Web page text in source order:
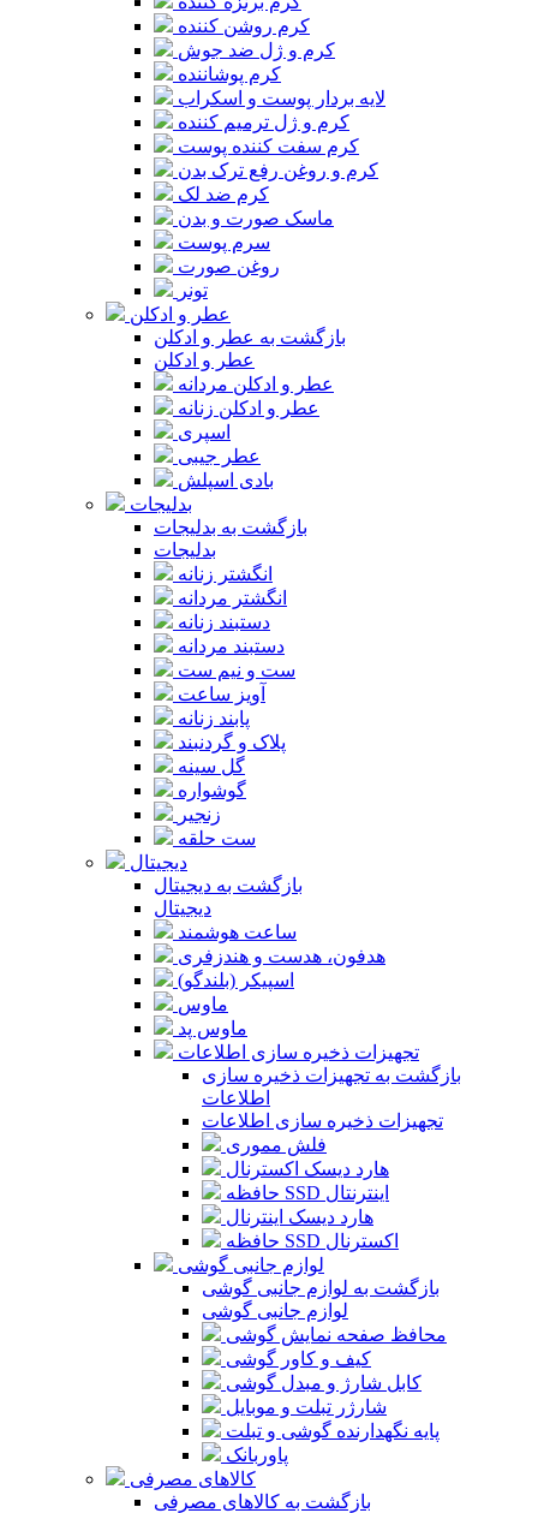
کرم روشن کننده
کرم و ژل ضد جوش
کرم پوشاننده
لایه بردار پوست و اسکراب
کرم و ژل ترمیم کننده
کرم سفت کننده پوست
کرم و روغن رفع ترک بدن
کرم ضد لک
ماسک صورت و بدن
سرم پوست
روغن صورت
تونر
عطر و ادکلن
بازگشت به عطر و ادکلن
عطر و ادکلن
عطر و ادکلن مردانه
عطر و ادکلن زنانه
اسپری
عطر جیبی
بادی اسپلش
بدلیجات
بازگشت به بدلیجات
بدلیجات
انگشتر زنانه
انگشتر مردانه
دستبند زنانه
دستبند مردانه
ست و نیم ست
آویز ساعت
پابند زنانه
پلاک و گردنبند
گل سینه
گوشواره
زنجیر
ست حلقه
دیجیتال
بازگشت به دیجیتال
دیجیتال
ساعت هوشمند
هدفون، هدست و هندزفری
اسپیکر (بلندگو)
ماوس
ماوس پد
تجهیزات ذخیره سازی اطلاعات
بازگشت به تجهیزات ذخیره سازی
اطلاعات
تجهیزات ذخیره سازی اطلاعات
فلش مموری
هارد دیسک اکسترنال
حافظه SSD اینترنتال
هارد دیسک اینترنال
حافظه SSD اکسترنال
لوازم جانبی گوشی
بازگشت به لوازم جانبی گوشی
لوازم جانبی گوشی
محافظ صفحه نمایش گوشی
کیف و کاور گوشی
کابل شارژ و مبدل گوشی
شارژر تبلت و موبایل
پایه نگهدارنده گوشی و تبلت
پاوربانک
کالاهای مصرفی
بازگشت به کالاهای مصرفی